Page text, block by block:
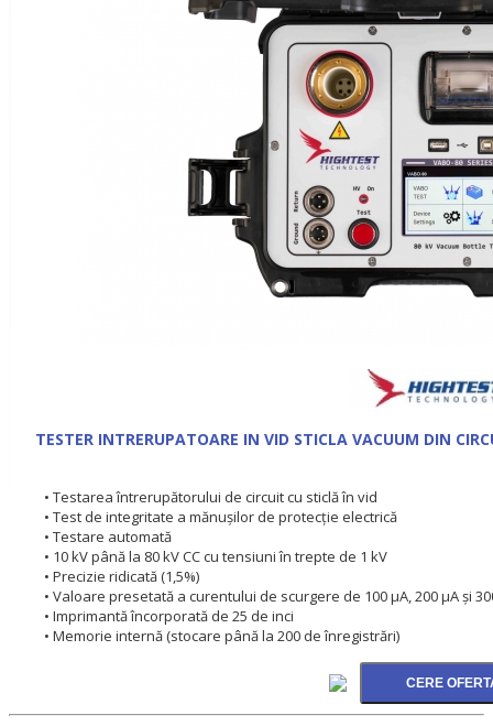
TESTER INTRERUPATOARE IN VID STICLA VACUUM DIN
• Testarea întrerupătorului de circuit cu sticlă în vid
• Test de integritate a mănuşilor de protecţie electrică
• Testare automată
• 10 kV până la 80 kV CC cu tensiuni în trepte de 1 kV
• Precizie ridicată (1,5%)
• Valoare presetată a curentului de scurgere de 100 μA, 200 μA şi
• Imprimantă încorporată de 25 de inci
• Memorie internă (stocare până la 200 de înregistrări)